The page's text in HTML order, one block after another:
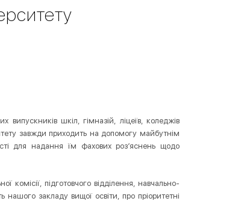
шкіл, гімназій, ліцеїв, коледжів
завжди приходить на допомогу майбутнім
для надання їм фахових роз’яснень щодо
комісії, підготовчого відділення, навчально-
нашого закладу вищої освіти, про пріоритетні